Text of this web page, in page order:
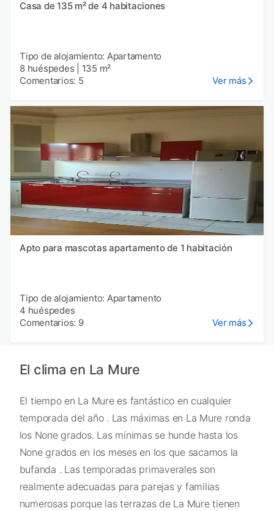
Casa de 135 m² de 4 habitaciones
Tipo de alojamiento: Apartamento
8 huéspedes
135 m²
Comentarios: 5
Ver más
Apto para mascotas apartamento de 1 habitación
Tipo de alojamiento: Apartamento
4 huéspedes
Comentarios: 9
Ver más
El clima en La Mure
El tiempo en La Mure es fantástico en cualquier
temporada del año . Las máximas en La Mure ronda
los None grados. Las mínimas se hunde hasta los
None grados en los meses en los que sacamos la
bufanda . Las temporadas primaverales son
realmente adecuadas para parejas y familias
numerosas porque las terrazas de La Mure tienen